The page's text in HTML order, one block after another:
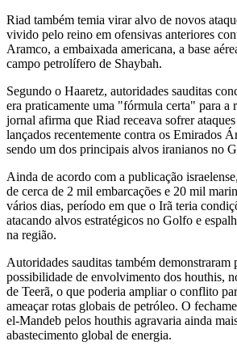
Riad também temia virar alvo de novos
vivido pelo reino em ofensivas anteriores
Aramco, a embaixada americana, a base
campo petrolífero de Shaybah.
Segundo o Haaretz, autoridades sauditas
era praticamente uma "fórmula certa" para a
jornal afirma que Riad receava sofrer ataques
lançados recentemente contra os Emirados
sendo um dos principais alvos iranianos no
Ainda de acordo com a publicação
de cerca de 2 mil embarcações e 20 mil
vários dias, período em que o Irã teria
atacando alvos estratégicos no Golfo e
na região.
Autoridades sauditas também demonstraram
possibilidade de envolvimento dos houthis,
de Teerã, o que poderia ampliar o conflito
ameaçar rotas globais de petróleo. O
el-Mandeb pelos houthis agravaria ainda
abastecimento global de energia.